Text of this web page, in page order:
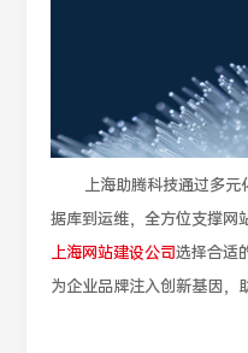
上海助腾科技通过多
据库到运维，全方位支撑网
上海网站建设公司选择合适
为企业品牌注入创新基因，